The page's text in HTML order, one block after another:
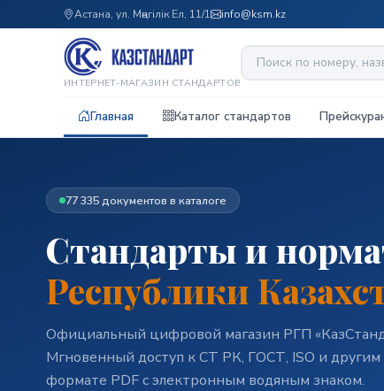
Астана, ул. Мәңгілік Ел, 11/1 info@ksm.kz
ИНТЕРНЕТ-МАГАЗИН СТАНДАРТОВ
Главная Каталог стандартов
77 335 документов в каталоге
Стандарты и
Республики
Официальный цифровой магазин РГП
Мгновенный доступ к СТ РК, ГОСТ, ISO и
формате PDF с электронным водяным знаком.